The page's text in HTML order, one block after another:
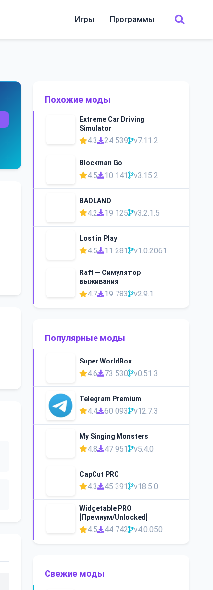
Игры Программы
Похожие моды
Extreme Car Driving
Simulator
4.3 24 539 v7.11.2
Blockman Go
4.5 10 141 v3.15.2
BADLAND
4.2 19 125 v3.2.1.5
Lost in Play
4.5 11 281 v1.0.2061
Raft — Симулятор
выживания
4.7 19 783 v2.9.1
Популярные моды
Super WorldBox
4.6 73 530 v0.51.3
Telegram Premium
4.4 60 093 v12.7.3
My Singing Monsters
4.8 47 951 v5.4.0
CapCut PRO
4.3 45 391 v18.5.0
Widgetable PRO
[Премиум/Unlocked]
4.5 44 742 v4.0.050
Свежие моды